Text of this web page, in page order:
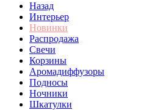
Назад
Интерьер
Новинки
Распродажа
Свечи
Корзины
Аромадиффузоры
Подносы
Ночники
Шкатулки